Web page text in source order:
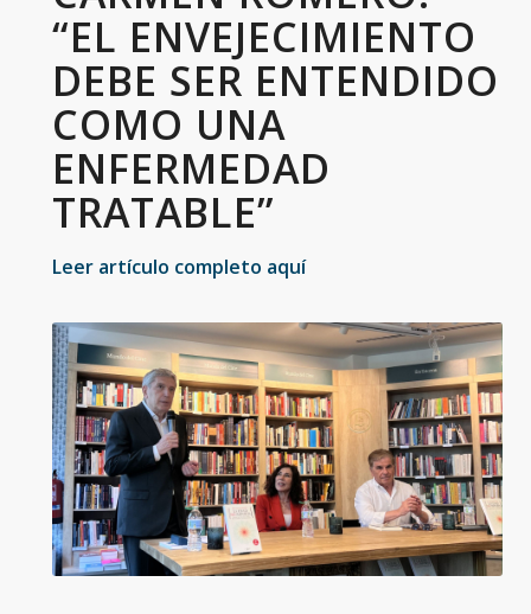
“EL ENVEJECIMIENTO
DEBE SER ENTENDIDO
COMO UNA
ENFERMEDAD
TRATABLE”
Leer artículo completo aquí